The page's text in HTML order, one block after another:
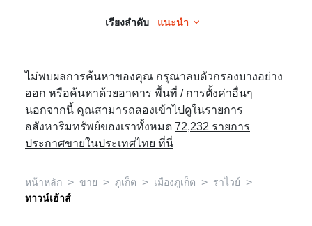
เรียงลำดับ แนะนำ
ไม่พบผลการค้นหาของคุณ กรุณาลบตัวกรองบางอย่าง
ออก หรือค้นหาด้วยอาคาร พื้นที่ / การตั้งค่าอื่นๆ
นอกจากนี้ คุณสามารถลองเข้าไปดูในรายการ
อสังหาริมทรัพย์ของเราทั้งหมด 72,232 รายการ
ประกาศขายในประเทศไทย ที่นี่
หน้าหลัก > ขาย > ภูเก็ต > เมืองภูเก็ต > ราไวย์ >
ทาวน์เฮ้าส์